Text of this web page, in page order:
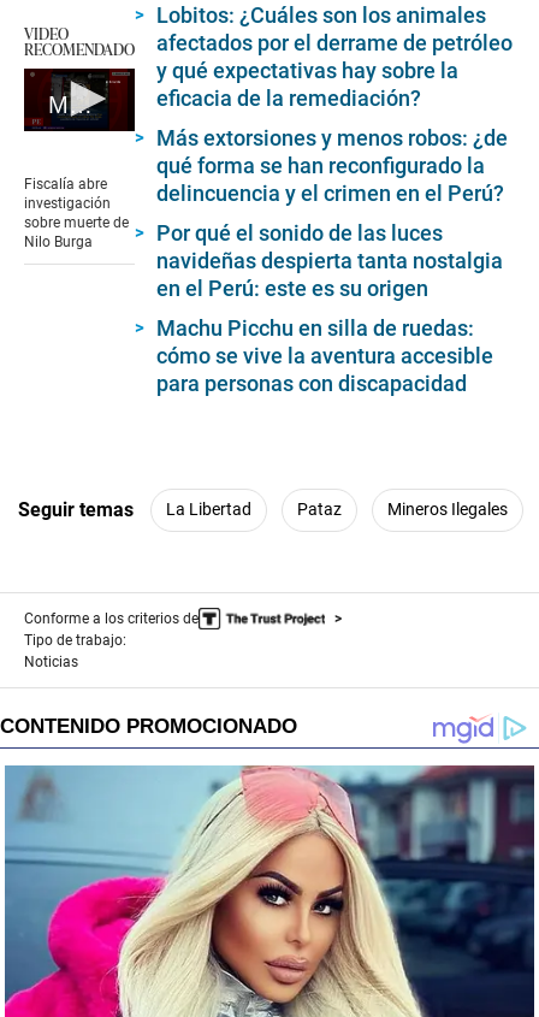
VIDEO
RECOMENDADO
Ministerio Público inicia investigación por muerte de Nilo Burga
of
32
seconds
Fiscalía abre
investigación
sobre muerte de
Nilo Burga
Lobitos: ¿Cuáles son los animales
afectados por el derrame de petróleo
y qué expectativas hay sobre la
eficacia de la remediación?
Más extorsiones y menos robos: ¿de
qué forma se han reconfigurado la
delincuencia y el crimen en el Perú?
Por qué el sonido de las luces
navideñas despierta tanta nostalgia
en el Perú: este es su origen
Machu Picchu en silla de ruedas:
cómo se vive la aventura accesible
para personas con discapacidad
Seguir temas La Libertad Pataz Mineros Ilegales
Conforme a los criterios de
Tipo de trabajo:
Noticias